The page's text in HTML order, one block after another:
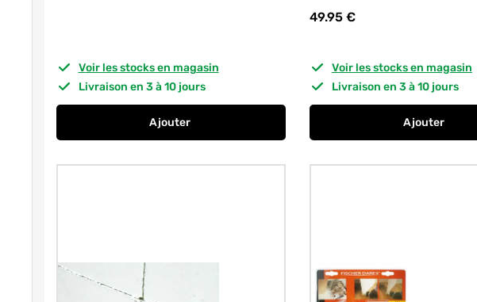
Voir les stocks en magasin
Livraison en 3 à 10 jours
Ajouter
49.95 €
Voir les stocks en magasin
Livraison en 3 à 10 jours
Ajouter
Set de